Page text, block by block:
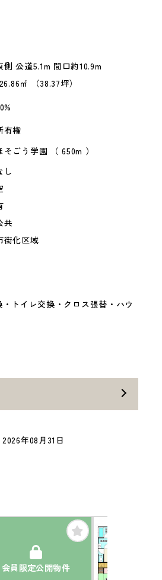
側 公道5.1m 間口約10.9m
㎡ （38.37坪）
有権
そごう学園 （ 650m ）
し
共
街化区域
トイレ交換・クロス張替・ハウ
年08月31日
会員限定公開物件